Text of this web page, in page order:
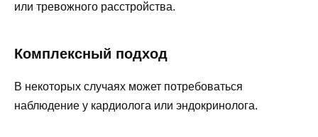
или тревожного расстройства.
Комплексный подход
В некоторых случаях может потребоваться
наблюдение у кардиолога или эндокринолога.